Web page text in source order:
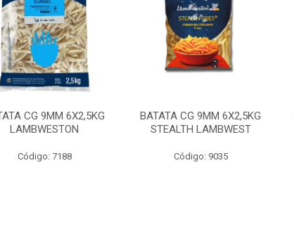
CG 9MM 6X2,5KG
LAMBWESTON
Código: 7188
BATATA CG 9MM 6X2,5KG
STEALTH LAMBWEST
Código: 9035